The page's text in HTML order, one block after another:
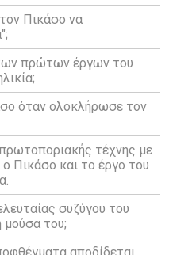
Πικάσο να
πρώτων έργων του
όταν ολοκλήρωσε τον
τέχνης με
Πικάσο και το έργο του
συζύγου του
μούσα του;